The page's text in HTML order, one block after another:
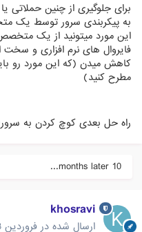
به پیکربندی سرور توسط یک
این مورد میتونید از یک
فایروال های نرم افزاری و سخت
کاهش میدن (که این مورد رو
مطرح کنید)
راه حل بعدی کوچ کردن به
10 months later...
khosravi
ارسال شده در فروردین 23، 2018